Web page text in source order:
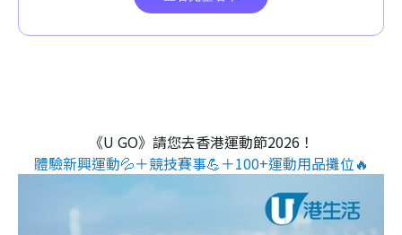
《U GO》請您去香港運動節2026！
體驗新興運動💦＋競技賽事💪＋100+運動用品攤位🔥